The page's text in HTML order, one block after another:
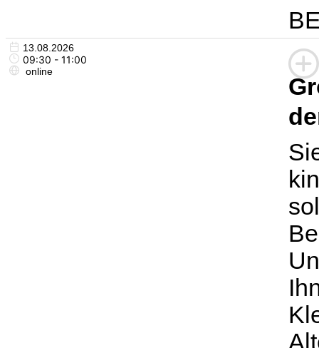
13.08.2026
09:30 - 11:00
online